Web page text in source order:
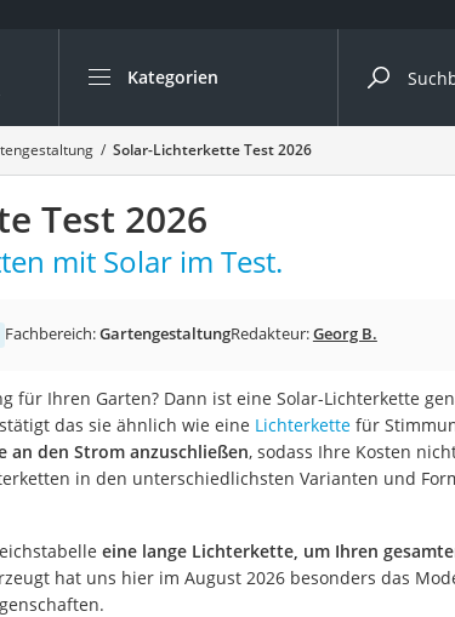
Kategorien
Die beliebtesten Vergleiche nach Kategorie
Baumarkt
Tresor feuerfest
Makita-Akku-Rasenmäher
Kappsäge
Akku-Rasentrimmer
Split-Klimaanlage 2 Innengeräte
Pelletofen
Bohrmaschine
Fliesenschneider
Hochdruckreiniger
Solar-Lichterkette Test 2026
Test 2026
mit Solar im Test.
Fachbereich:GartengestaltungRedakteur:Georg B.
für Ihren Garten? Dann ist eine Solar-Lichterkette
das sie ähnlich wie eine Lichterkettefür
an den Strom anzuschließen, sodass Ihre Kosten
in den unterschiedlichsten Varianten und
eine lange Lichterkette, um Ihren
hat uns hier im August 2026 besonders das